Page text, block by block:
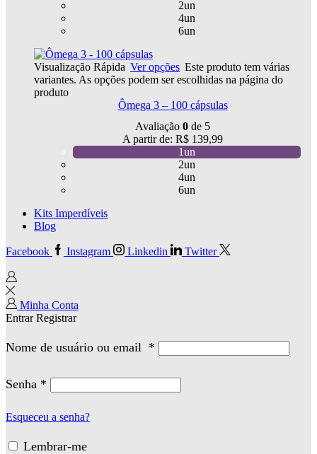
2un
4un
6un
Visualização Rápida Ver opções Este produto tem várias
variantes. As opções podem ser escolhidas na página do
produto
Ômega 3 – 100 cápsulas
Avaliação 0 de 5
A partir de: R$ 139,99
1un
2un
4un
6un
Kits Imperdíveis
Blog
Facebook Instagram Linkedin Twitter
Minha Conta
EntrarRegistrar
Nome de usuário ou email *
Senha *
Esqueceu a senha?
Lembrar-me